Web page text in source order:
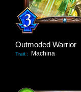
Outmoded Warrior
Trait : Machina